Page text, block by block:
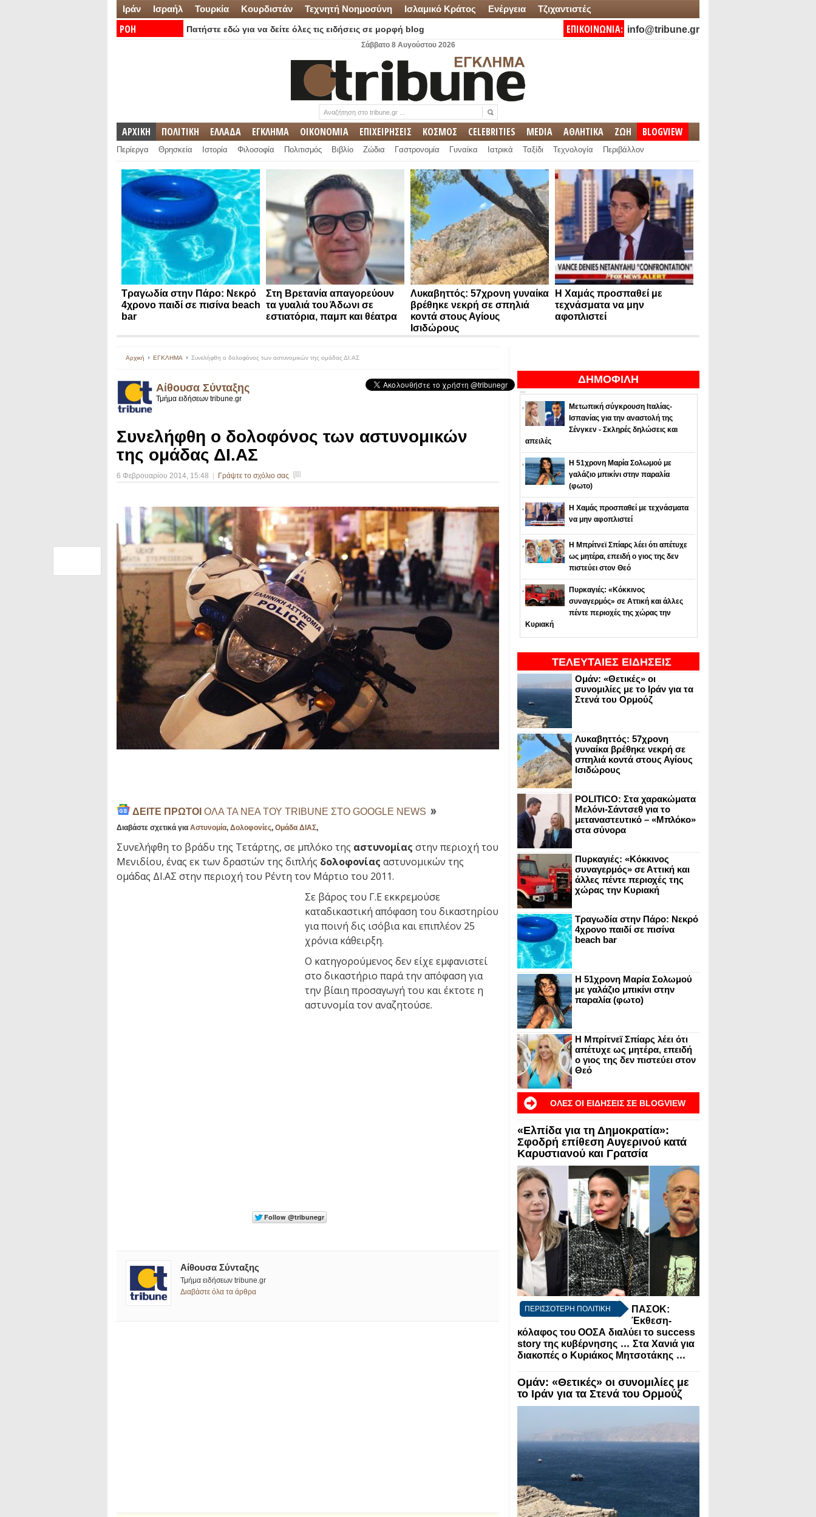
Ιράν Ισραήλ Τουρκία Κουρδιστάν Τεχνητή Νοημοσύνη Ισλαμικό Κράτος Ενέργεια Τζιχαντιστές
ΡΟΗ
Πατήστε εδώ για να δείτε όλες τις ειδήσεις σε μορφή blog ΕΠΙΚΟΙΝΩΝΙΑ: info@tribune.gr
Σάββατο 8 Αυγούστου 2026
ΑΡΧΙΚΗ ΠΟΛΙΤΙΚΗ ΕΛΛΑΔΑ ΕΓΚΛΗΜΑ ΟΙΚΟΝΟΜΙΑ ΕΠΙΧΕΙΡΗΣΕΙΣ ΚΟΣΜΟΣ CELEBRITIES MEDIA ΑΘΛΗΤΙΚΑ ΖΩΗ BLOGVIEW
Περίεργα Θρησκεία Ιστορία Φιλοσοφία Πολιτισμός Βιβλίο Ζώδια Γαστρονομία Γυναίκα Ιατρικά Ταξίδι Τεχνολογία Περιβάλλον
Τραγωδία στην Πάρο: Νεκρό
4χρονο παιδί σε πισίνα beach
bar
Στη Βρετανία απαγορεύουν
τα γυαλιά του Άδωνι σε
εστιατόρια, παμπ και θέατρα
Λυκαβηττός: 57χρονη γυναίκα
βρέθηκε νεκρή σε σπηλιά
κοντά στους Αγίους
Ισιδώρους
Η Χαμάς προσπαθεί με
τεχνάσματα να μην
αφοπλιστεί
ΔΗΜΟΦΙΛΗ
Μετωπική σύγκρουση Ιταλίας-
Ισπανίας για την αναστολή της
Σένγκεν - Σκληρές δηλώσεις και
απειλές
Η 51χρονη Μαρία Σολωμού με
γαλάζιο μπικίνι στην παραλία
(φωτο)
Η Χαμάς προσπαθεί με τεχνάσματα
να μην αφοπλιστεί
Η Μπρίτνεϊ Σπίαρς λέει ότι απέτυχε
ως μητέρα, επειδή ο γιος της δεν
πιστεύει στον Θεό
Πυρκαγιές: «Κόκκινος
συναγερμός» σε Αττική και άλλες
πέντε περιοχές της χώρας την
Κυριακή
ΤΕΛΕΥΤΑΙΕΣ ΕΙΔΗΣΕΙΣ
Ομάν: «Θετικές» οι
συνομιλίες με το Ιράν για τα
Στενά του Ορμούζ
Λυκαβηττός: 57χρονη
γυναίκα βρέθηκε νεκρή σε
σπηλιά κοντά στους Αγίους
Ισιδώρους
POLITICO: Στα χαρακώματα
Μελόνι-Σάντσεθ για το
μεταναστευτικό – «Μπλόκο»
στα σύνορα
Πυρκαγιές: «Κόκκινος
συναγερμός» σε Αττική και
άλλες πέντε περιοχές της
χώρας την Κυριακή
Τραγωδία στην Πάρο: Νεκρό
4χρονο παιδί σε πισίνα
beach bar
Η 51χρονη Μαρία Σολωμού
με γαλάζιο μπικίνι στην
παραλία (φωτο)
Η Μπρίτνεϊ Σπίαρς λέει ότι
απέτυχε ως μητέρα, επειδή
ο γιος της δεν πιστεύει στον
Θεό
ΟΛΕΣ ΟΙ ΕΙΔΗΣΕΙΣ ΣΕ BLOGVIEW
«Ελπίδα για τη Δημοκρατία»:
Σφοδρή επίθεση Αυγερινού κατά
Καρυστιανού και Γρατσία
ΠΕΡΙΣΣΟΤΕΡΗ ΠΟΛΙΤΙΚΗ
ΠΑΣΟΚ:
Έκθεση-
κόλαφος του ΟΟΣΑ διαλύει το success
story της κυβέρνησης ... Στα Χανιά για
διακοπές ο Κυριάκος Μητσοτάκης ...
Ομάν: «Θετικές» οι συνομιλίες με
το Ιράν για τα Στενά του Ορμούζ
Αρχική ΕΓΚΛΗΜΑ Συνελήφθη ο δολοφόνος των αστυνομικών της ομάδας ΔΙ.ΑΣ
Αίθουσα Σύνταξης
Τμήμα ειδήσεων tribune.gr
Συνελήφθη ο δολοφόνος των αστυνομικών
της ομάδας ΔΙ.ΑΣ
6 Φεβρουαρίου 2014, 15:48 Γράψτε το σχόλιο σας
ΔΕΙΤΕ ΠΡΩΤΟΙ ΟΛΑ ΤΑ ΝΕΑ ΤΟΥ TRIBUNE ΣΤΟ GOOGLE NEWS
Διαβάστε σχετικά για Αστυνομία, Δολοφονίες, Ομάδα ΔΙΑΣ,
Συνελήφθη το βράδυ της Τετάρτης, σε μπλόκο της αστυνομίας στην περιοχή του
Μενιδίου, ένας εκ των δραστών της διπλής δολοφονίας αστυνομικών της
ομάδας ΔΙ.ΑΣ στην περιοχή του Ρέντη τον Μάρτιο του 2011.
Σε βάρος του Γ.Ε εκκρεμούσε
καταδικαστική απόφαση του δικαστηρίου
για ποινή δις ισόβια και επιπλέον 25
χρόνια κάθειρξη.
Ο κατηγορούμενος δεν είχε εμφανιστεί
στο δικαστήριο παρά την απόφαση για
την βίαιη προσαγωγή του και έκτοτε η
αστυνομία τον αναζητούσε.
Αίθουσα Σύνταξης
Τμήμα ειδήσεων tribune.gr
Διαβάστε όλα τα άρθρα